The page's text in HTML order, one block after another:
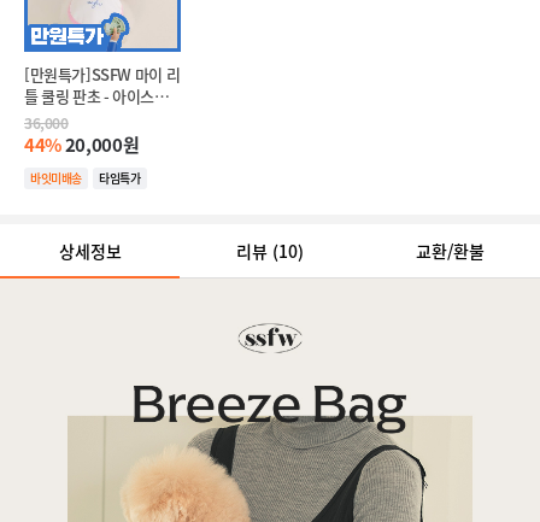
[만원특가]SSFW 마이 리
틀 쿨링 판초 - 아이스크
림(L/XL/2XL)
36,000
44%20,000원
바잇미배송 타임특가
상세정보 리뷰 (10) 교환/환불